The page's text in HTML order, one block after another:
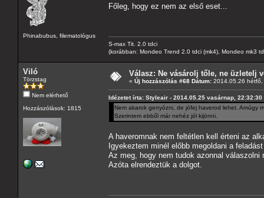
Phinabubus, filematológus
Főleg, hogy ez nem az első eset...
S-max Tit. 2.0 tdci
(korábban: Mondeo Trend 2.0 tdci (mk4), Mondeo mk3
Viló
Törzstag
Nem elérhető
Hozzászólások: 1815
Válasz: Ne vásárolj tőle, ne üzletelj
« Új hozzászólás #68 Dátum: 2014.05.26
Idézetet írta: Styleair - 2014.05.25 vasárnap, 22:32:30
Nem akarok genyózni, de jófej haverod lehet. Amúgy
Szerintem ebből már nehéz jól kijönni.
A haveromnak nem feltétlen kell érteni az
Igyekeztem minél előbb megoldani a
Az meg, hogy nem tudok azonnal
Azóta elrendeztük a dolgot.